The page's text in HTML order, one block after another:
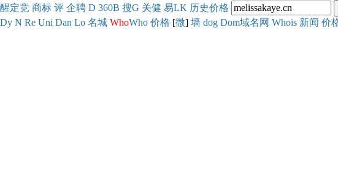
醒定竞 商标 评 企聘 D 360B 搜G 关健 易LK 历史价格
Dy N Re Uni Dan Lo 名城 WhoWho 价格 [微] 墙 dog Dom域名网 Whois 新闻 价